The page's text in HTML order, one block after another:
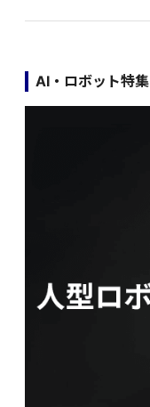
AI・ロボット特集